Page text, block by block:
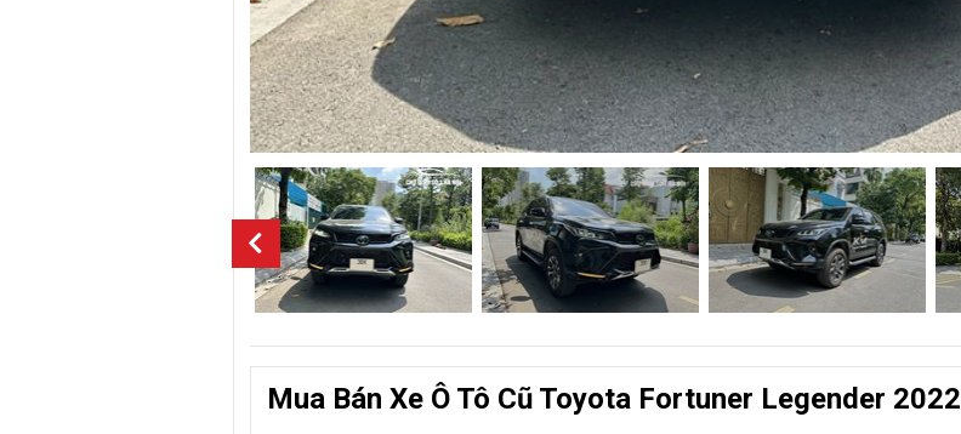
Mua Bán Xe Ô Tô Cũ Toyota Fortuner Legender 2022